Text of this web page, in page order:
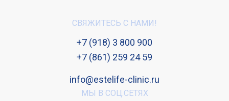
СВЯЖИТЕСЬ С НАМИ!
+7 (918) 3 800 900
+7 (861) 259 24 59
info@estelife-clinic.ru
МЫ В СОЦ.СЕТЯХ